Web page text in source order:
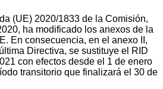
(UE) 2020/1833 de la Comisión,
ha modificado los anexos de la
En consecuencia, en el anexo II,
Directiva, se sustituye el RID
con efectos desde el 1 de enero
transitorio que finalizará el 30 de